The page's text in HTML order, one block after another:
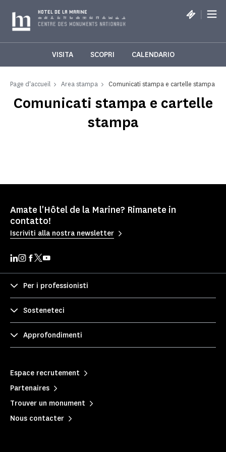
HOTEL DE LA MARINE |
VISITA SCOPRI CALENDARIO
Page d'accueil Area stampa Comunicati stampa e cartelle stampa
Comunicati stampa e cartelle
stampa
Amate l'Hôtel de la Marine? Rimanete in
contatto!
Iscriviti alla nostra newsletter
Per i professionisti
Sosteneteci
Approfondimenti
Espace recrutement
Partenaires
Trouver un monument
Nous contacter